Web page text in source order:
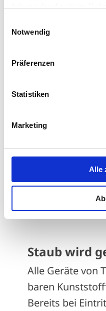
Vollständige
Notwendig
Präferenzen
Statistiken
Marketing
Alle
Zweistufig
Der Aktiv-
Partikel und
natürlichen
Staub wird
Alle Geräte von
baren
Bereits bei